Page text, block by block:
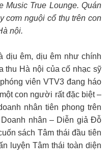
Music True Lounge. Quán
cơm nguội cổ thụ trên con
nội.
dịu êm, dịu êm như chính
thu Hà nội của cố nhạc sỹ
viên VTV3 đang háo
con người rất đặc biệt –
nhân tiên phong trên
nhân – Diễn giả Đỗ
sách Tâm thái đầu tiên
luyện Tâm thái toàn diện